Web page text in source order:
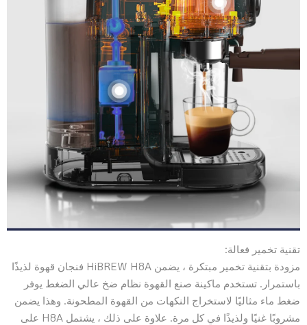
تقنية تخمير فعالة:
مزودة بتقنية تخمير مبتكرة ، يضمن HiBREW H8A فنجان قهوة لذيذًا
باستمرار. تستخدم ماكينة صنع القهوة نظام ضخ عالي الضغط يوفر
ضغط ماء مثاليًا لاستخراج النكهات من القهوة المطحونة. وهذا يضمن
مشروبًا غنيًا ولذيذًا في كل مرة. علاوة على ذلك ، يشتمل H8A على